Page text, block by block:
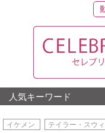
人気キーワード
イケメン テイラー・スウ